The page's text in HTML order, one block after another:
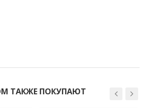
ТАКЖЕ ПОКУПАЮТ